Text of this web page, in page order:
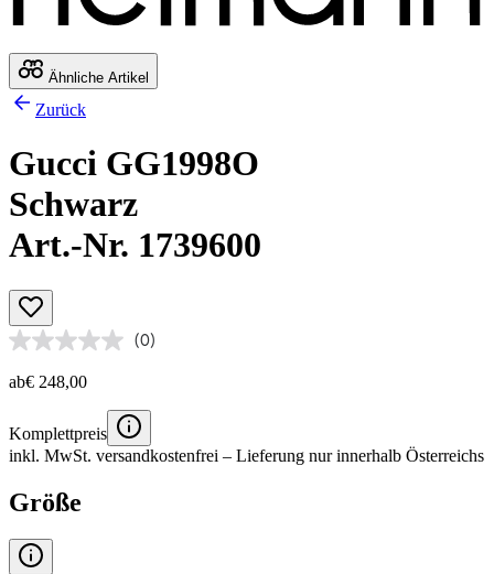
Ähnliche Artikel
Zurück
Gucci GG1998O
Schwarz
Art.-Nr. 1739600
(0)
ab€ 248,00
Komplettpreis
inkl. MwSt. versandkostenfrei – Lieferung nur innerhalb Österreichs
Größe